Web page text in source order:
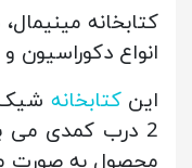
کتابخانه
انواع دکوراسیون
اینکتابخانه
2 درب کمدی می
محصول به